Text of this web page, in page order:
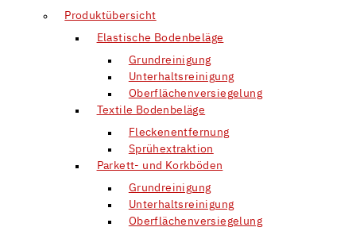
Produktübersicht
Elastische Bodenbeläge
Grundreinigung
Unterhaltsreinigung
Oberflächenversiegelung
Textile Bodenbeläge
Fleckenentfernung
Sprühextraktion
Parkett- und Korkböden
Grundreinigung
Unterhaltsreinigung
Oberflächenversiegelung